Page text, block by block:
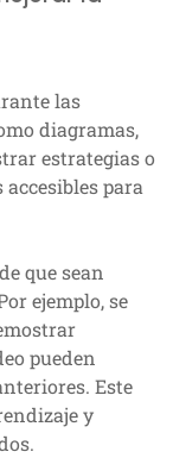
las
diagramas,
estrategias o
para
que sean
ejemplo, se
pueden
Este
y